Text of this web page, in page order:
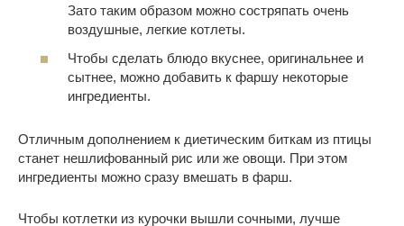
Зато таким образом можно состряпать очень
воздушные, легкие котлеты.
Чтобы сделать блюдо вкуснее, оригинальнее и
сытнее, можно добавить к фаршу некоторые
ингредиенты.
Отличным дополнением к диетическим биткам из птицы
станет нешлифованный рис или же овощи. При этом
ингредиенты можно сразу вмешать в фарш.
Чтобы котлетки из курочки вышли сочными, лучше